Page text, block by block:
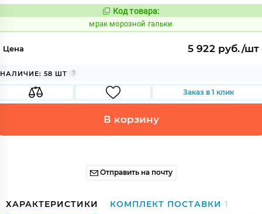
Код:
1054265
Код товара:
мрак морозной гальки
Цена 5 922 руб./шт
НАЛИЧИЕ: 58 ШТ
Заказ в 1 клик
В корзину
Отправить на почту
ХАРАКТЕРИСТИКИ КОМПЛЕКТ ПОСТАВКИ 1